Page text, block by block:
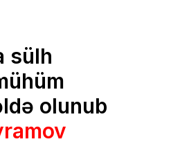
sülh
olunub